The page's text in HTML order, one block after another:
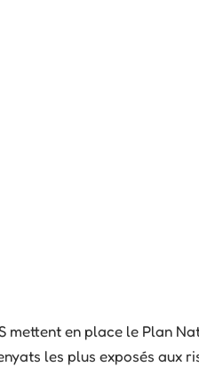
mettent en place le Plan
les plus exposés aux